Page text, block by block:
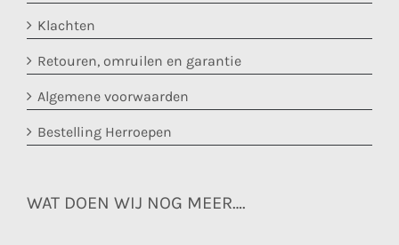
Klachten
Retouren, omruilen en garantie
Algemene voorwaarden
Bestelling Herroepen
WAT DOEN WIJ NOG MEER….